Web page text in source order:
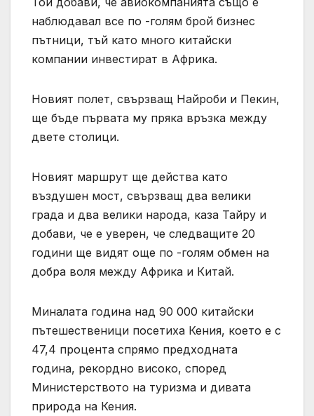
наблюдавал все по -голям брой бизнес
пътници, тъй като много китайски
компании инвестират в Африка.
Новият полет, свързващ Найроби и Пекин,
ще бъде първата му пряка връзка между
двете столици.
Новият маршрут ще действа като
въздушен мост, свързващ два велики
града и два велики народа, каза Тайру и
добави, че е уверен, че следващите 20
години ще видят още по -голям обмен на
добра воля между Африка и Китай.
Миналата година над 90 000 китайски
пътешественици посетиха Кения, което е с
47,4 процента спрямо предходната
година, рекордно високо, според
Министерството на туризма и дивата
природа на Кения.